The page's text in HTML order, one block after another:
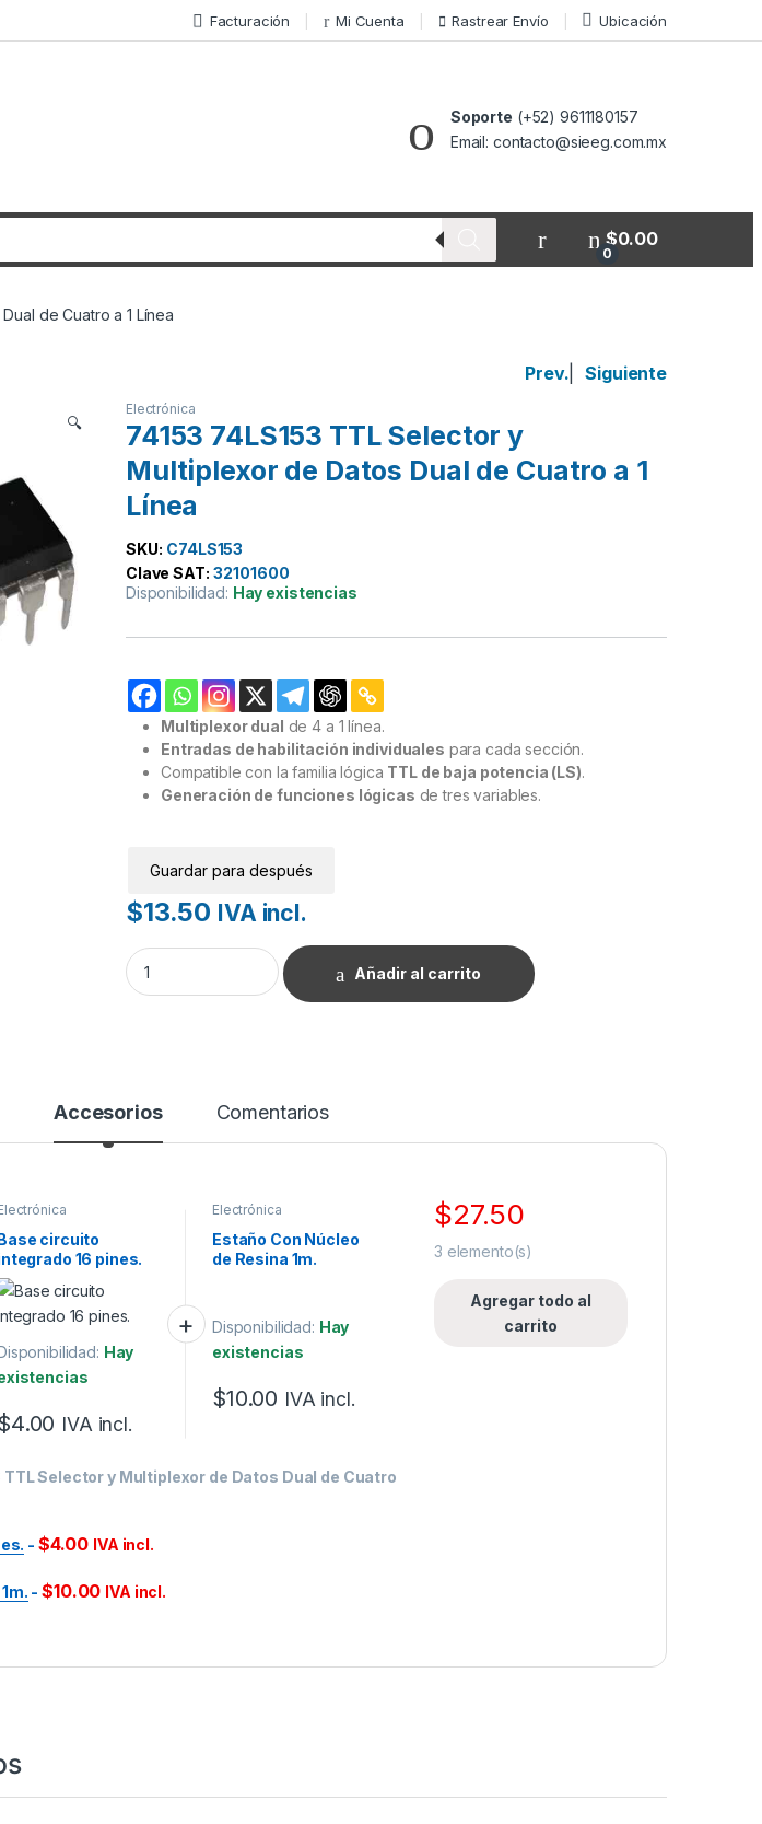
Facturación Mi Cuenta Rastrear Envío Ubicación
Soporte (+52) 9611180157
Email: contacto@sieeg.com.mx
0
$0.00
de Cuatro a 1 Línea
Prev. Siguiente
🔍
Electrónica
74153 74LS153 TTL Selector y
Multiplexor de Datos Dual de Cuatro a 1
Línea
SKU: C74LS153
Clave SAT: 32101600
Disponibilidad: Hay existencias
Multiplexor dual de 4 a 1 línea.
Entradas de habilitación individuales para cada sección.
Compatible con la familia lógica TTL de baja potencia (LS).
Generación de funciones lógicas de tres variables.
Guardar para después
$13.50 IVA incl.
74153 74LS153 TTL Selector y Multiplexor de Datos Dual de Cuatro a 1 Línea
Añadir al carrito
Accesorios Comentarios
circuito
16 pines.
Hay
4.00 IVA incl.
Electrónica
Estaño Con Núcleo
de Resina 1m.
Disponibilidad: Hay
existencias
$10.00 IVA incl.
TTL Selector y Multiplexor de Datos Dual de Cuatro
- $4.00 IVA incl.
-$10.00 IVA incl.
$27.50
3 elemento(s)
Agregar todo al
carrito